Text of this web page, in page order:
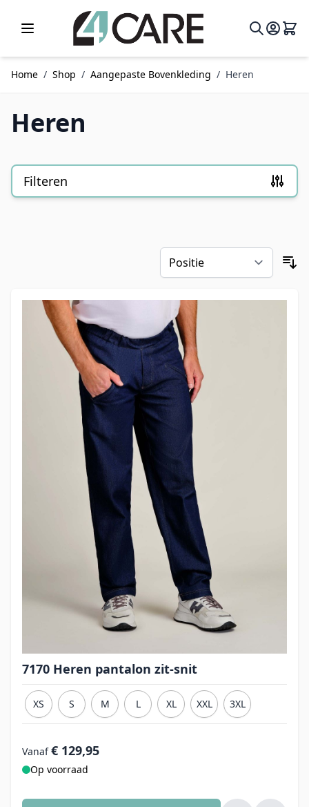
Ga naar de inhoud
Home / Shop / Aangepaste Bovenkleding / Heren
Heren
Filteren
7170 Heren pantalon zit-snit
XS S M L XL XXL 3XL
Vanaf € 129,95
Op voorraad